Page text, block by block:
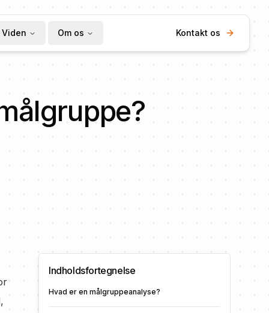
Viden Om os Kontakt os
Indholdsfortegnelse
Hvad er en målgruppeanalyse?